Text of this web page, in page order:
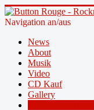
Navigation an/aus
News
About
Musik
Video
CD Kauf
Gallery